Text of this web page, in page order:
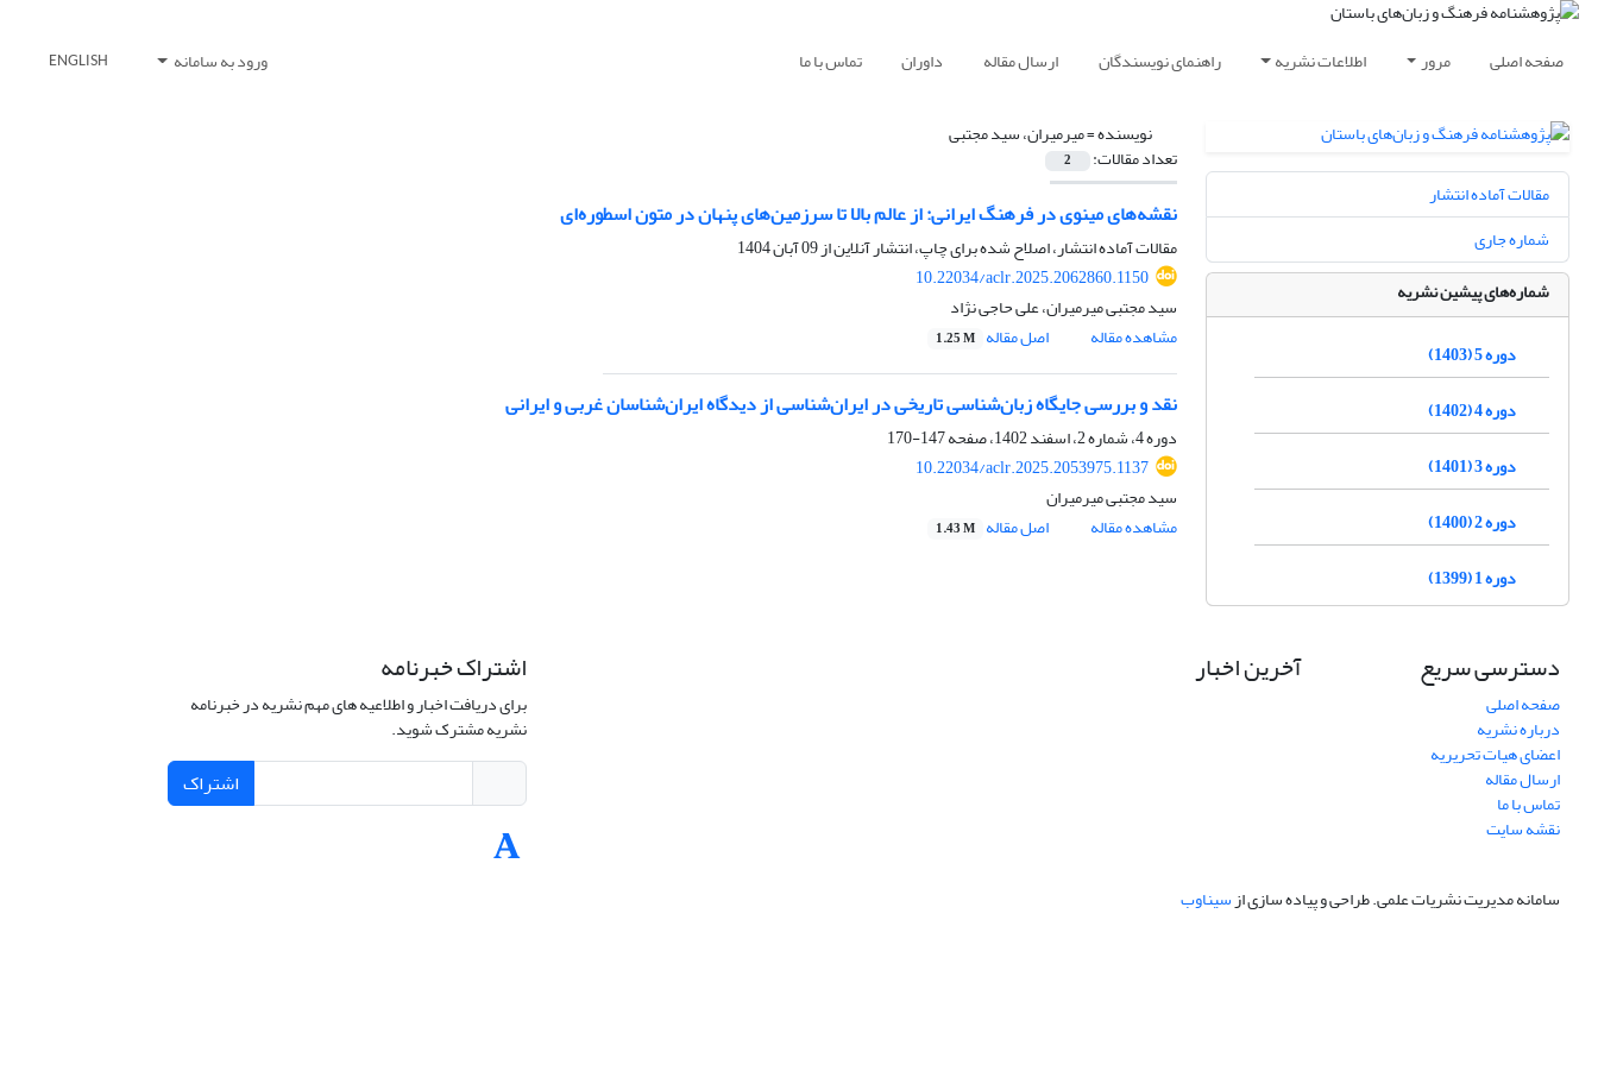
صفحه اصلی مرور اطلاعات نشریه راهنمای نویسندگان ارسال مقاله داوران تماس با ما ورود به سامانه ENGLISH
نویسنده =میرمیران، سید مجتبی
تعداد مقالات: 2
نقشه‌های مینوی در فرهنگ ایرانی: از عالم بالا تا سرزمین‌های پنهان در متون اسطوره‌ای
مقالات آماده انتشار، اصلاح شده برای چاپ، انتشار آنلاین از09 آبان 1404
10.22034/aclr.2025.2062860.1150
سید مجتبی میرمیران، علی حاجی نژاد
مشاهده مقاله
اصل مقاله 1.25 M
نقد و بررسی جایگاه زبان‌شناسی تاریخی در ایران‌شناسی از دیدگاه ایران‌شناسان غربی و ایرانی
دوره 4، شماره 2، اسفند 1402، صفحه
147-170
10.22034/aclr.2025.2053975.1137
سید مجتبی میرمیران
مشاهده مقاله
اصل مقاله 1.43 M
مقالات آماده انتشار
شماره جاری
شماره‌های پیشین نشریه
دوره 5 (1403)
دوره 4 (1402)
دوره 3 (1401)
دوره 2 (1400)
دوره 1 (1399)
دسترسی سریع
صفحه اصلی
درباره نشریه
اعضای هیات تحریریه
ارسال مقاله
تماس با ما
نقشه سایت
آخرین اخبار اشتراک خبرنامه
برای دریافت اخبار و اطلاعیه های مهم نشریه در خبرنامه
نشریه مشترک شوید.
اشتراک
سامانه مدیریت نشریات علمی.طراحی و پیاده سازی ازسیناوب